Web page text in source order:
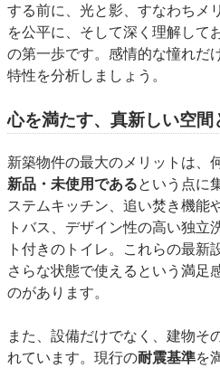
する前に、光と影、すなわちメ
を公平に、そして深く理解して
の第一歩です。感情的な憧れだ
特性を分析しましょう。
心を満たす、真新しい空間
新築物件の最大のメリットは、
新品・未使用であるという点に
ステムキッチン、追い焚き機能
トバス、デザイン性の高い独立
ト付きのトイレ。これらの最新
さらな状態で使えるという満足
のがあります。
また、設備だけでなく、建物そ
れています。現行の耐震基準を